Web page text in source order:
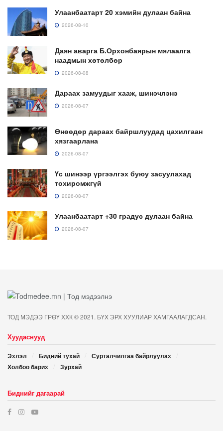
Улаанбаатарт 20 хэмийн дулаан байна
2026-08-10
Даян аварга Б.Орхонбаярын мялаалга
наадмын хөтөлбөр
2026-08-08
Дараах замуудыг хааж, шинэчлэнэ
2026-08-07
Өнөөдөр дараах байршлуудад цахилгаан
хязгаарлана
2026-08-07
Үс шинээр үргээлгэх буюу засуулахад
тохиромжгүй
2026-08-07
Улаанбаатарт +30 градус дулаан байна
2026-08-07
ТОД МЭДЭЭ ГРӨҮ ХХК © 2021. БҮХ ЭРХ ХУУЛИАР ХАМГААЛАГДСАН.
Хуудаснууд
Эхлэл Бидний тухай
Сурталчилгаа байрлуулах
Холбоо барих
Зурхай
Биднийг дагаарай